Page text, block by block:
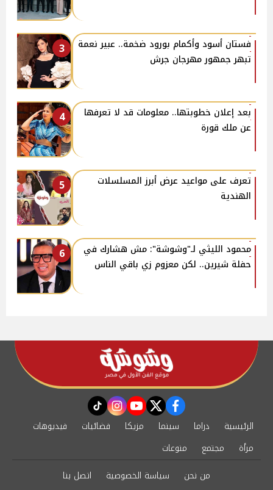
3
فستان أسود وأكمام بورود ضخمة.. عبير نعمة
تبهر جمهور مهرجان جرش
4
بعد إعلان خطوبتها.. معلومات قد لا تعرفها
عن ملك قورة
5
تعرف على مواعيد عرض أبرز المسلسلات
الهندية
6
محمود الليثي لـ"وشوشة": مش هشارك في
حفلة شيرين.. لكن معزوم زي باقي الناس
facebook
twitter
youtube
instagram
tiktok
الرئيسية دراما سينما مزيكا فضائيات
فيديوهات
مرأة
مجتمع
منوعات
من نحن
سياسة الخصوصية اتصل بنا